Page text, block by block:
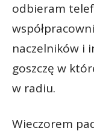
odbieram
naczelników i
goszczę w
w radiu.
Wieczorem